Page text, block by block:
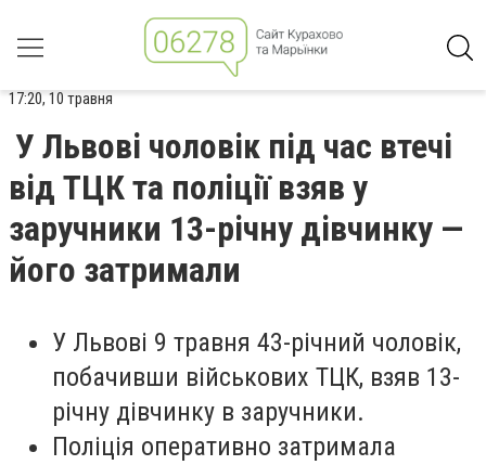
17:20, 10 травня
У Львові чоловік під час втечі
від ТЦК та поліції взяв у
заручники 13-річну дівчинку —
його затримали
У Львові 9 травня 43-річний чоловік,
побачивши військових ТЦК, взяв 13-
річну дівчинку в заручники.
Поліція оперативно затримала